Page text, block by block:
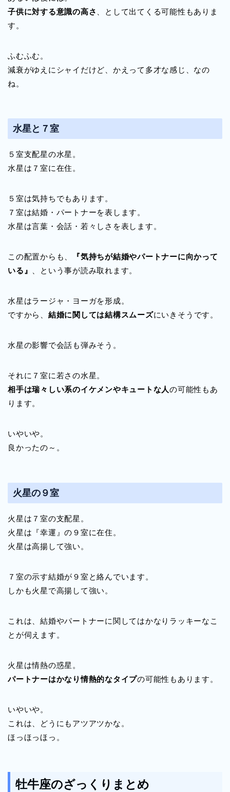
子供に対する意識の高さ
、として出てくる可能性もありま
す。
ふむふむ。
減衰がゆえにシャイだけど、かえって多才な感じ、なの
ね。
水星と７室
５室支配星の水星。
水星は７室に在住。
５室は気持ちでもあります。
７室は結婚・パートナーを表します。
水星は言葉・会話・若々しさを表します。
この配置からも、
『気持ちが結婚やパートナーに向かって
いる』
、という事が読み取れます。
水星はラージャ・ヨーガを形成。
ですから、 結婚に関しては結構スムーズにいきそうです。
水星の影響で会話も弾みそう。
それに７室に若さの水星。
相手は瑞々しい系のイケメンやキュートな人の可能性もあ
ります。
いやいや。
良かったの～。
火星の９室
火星は７室の支配星。
火星は『幸運』の９室に在住。
火星は高揚して強い。
７室の示す結婚が９室と絡んでいます。
しかも火星で高揚して強い。
これは、結婚やパートナーに関してはかなりラッキーなこ
とが伺えます。
火星は情熱の惑星。
パートナーはかなり情熱的なタイプの可能性もあります。
いやいや。
これは、どうにもアツアツかな。
ほっほっほっ。
牡牛座のざっくりまとめ